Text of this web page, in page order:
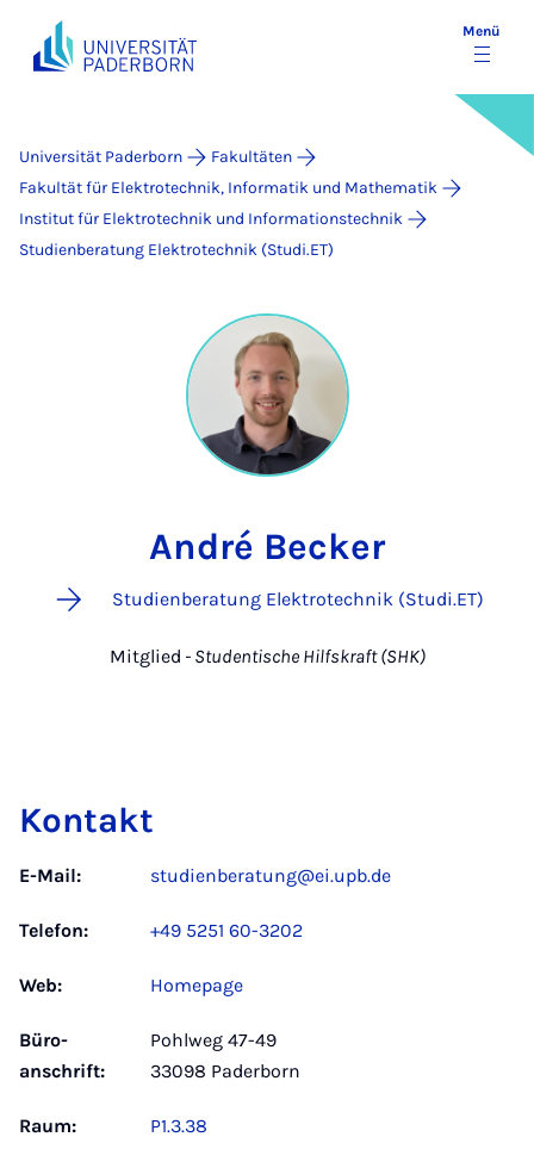
Menü
Universität Paderborn
Fakultäten
Fakultät für Elektrotechnik, Informatik und Mathematik
Institut für Elektrotechnik und Informationstechnik
Studienberatung Elektrotechnik (Studi.ET)
André Becker
Studienberatung Elektrotechnik (Studi.ET)
Mitglied - Studentische Hilfskraft (SHK)
Kontakt
E-Mail: studienberatung@ei.upb.de
Telefon: +49 5251 60-3202
Web: Homepage
Büro­
anschrift:
Pohlweg 47-49
33098 Paderborn
Raum: P1.3.38